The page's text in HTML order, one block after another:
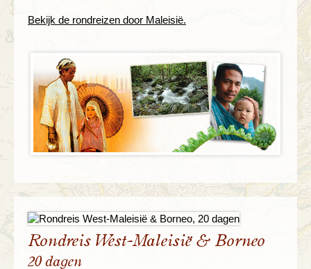
Bekijk de rondreizen door Maleisië.
Rondreis West-Maleisië & Borneo
20 dagen